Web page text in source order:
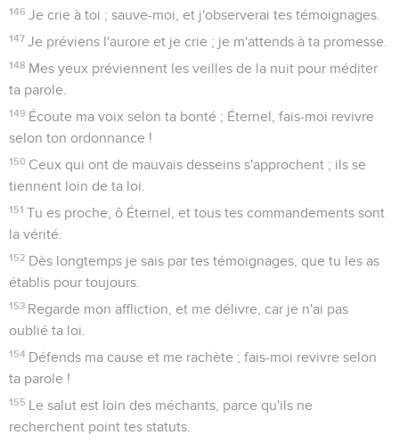
146 Je crie à toi ; sauve-moi, et j'observerai tes témoignages.
147 Je préviens l'aurore et je crie ; je m'attends à ta promesse.
148 Mes yeux préviennent les veilles de la nuit pour méditer
ta parole.
149 Écoute ma voix selon ta bonté ; Éternel, fais-moi revivre
selon ton ordonnance !
150 Ceux qui ont de mauvais desseins s'approchent ; ils se
tiennent loin de ta loi.
151 Tu es proche, ô Éternel, et tous tes commandements sont
la vérité.
152 Dès longtemps je sais par tes témoignages, que tu les as
établis pour toujours.
153 Regarde mon affliction, et me délivre, car je n'ai pas
oublié ta loi.
154 Défends ma cause et me rachète ; fais-moi revivre selon
ta parole !
155 Le salut est loin des méchants, parce qu'ils ne
recherchent point tes statuts.